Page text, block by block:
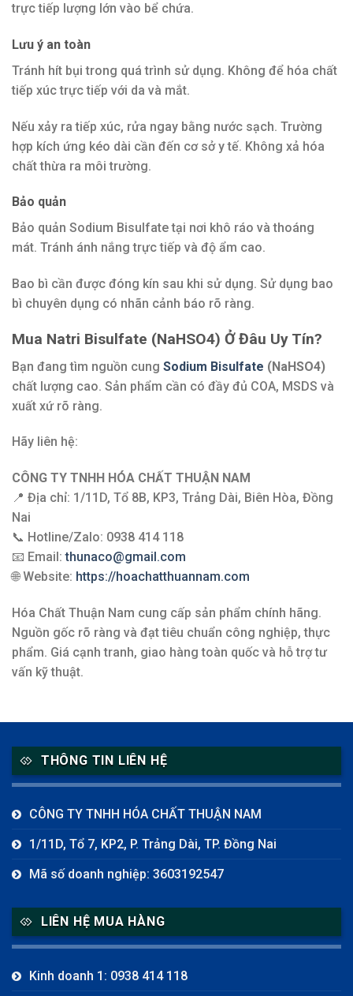
trực tiếp lượng lớn vào bể chứa.
Lưu ý an toàn
Tránh hít bụi trong quá trình sử dụng. Không để hóa chất
tiếp xúc trực tiếp với da và mắt.
Nếu xảy ra tiếp xúc, rửa ngay bằng nước sạch. Trường
hợp kích ứng kéo dài cần đến cơ sở y tế. Không xả hóa
chất thừa ra môi trường.
Bảo quản
Bảo quản Sodium Bisulfate tại nơi khô ráo và thoáng
mát. Tránh ánh nắng trực tiếp và độ ẩm cao.
Bao bì cần được đóng kín sau khi sử dụng. Sử dụng bao
bì chuyên dụng có nhãn cảnh báo rõ ràng.
Mua Natri Bisulfate (NaHSO4) Ở Đâu Uy Tín?
Bạn đang tìm nguồn cung Sodium Bisulfate (NaHSO4)
chất lượng cao. Sản phẩm cần có đầy đủ COA, MSDS và
xuất xứ rõ ràng.
Hãy liên hệ:
CÔNG TY TNHH HÓA CHẤT THUẬN NAM
📍 Địa chỉ: 1/11D, Tổ 8B, KP3, Trảng Dài, Biên Hòa, Đồng
Nai
📞 Hotline/Zalo: 0938 414 118
📧 Email:thunaco@gmail.com
🌐 Website: https://hoachatthuannam.com
Hóa Chất Thuận Nam cung cấp sản phẩm chính hãng.
Nguồn gốc rõ ràng và đạt tiêu chuẩn công nghiệp, thực
phẩm. Giá cạnh tranh, giao hàng toàn quốc và hỗ trợ tư
vấn kỹ thuật.
THÔNG TIN LIÊN HỆ
CÔNG TY TNHH HÓA CHẤT THUẬN NAM
1/11D, Tổ 7, KP2, P. Trảng Dài, TP. Đồng Nai
Mã số doanh nghiệp: 3603192547
LIÊN HỆ MUA HÀNG
Kinh doanh 1: 0938 414 118